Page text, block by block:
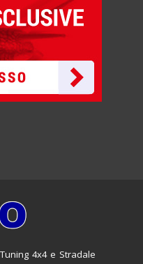
4x4 e Stradale